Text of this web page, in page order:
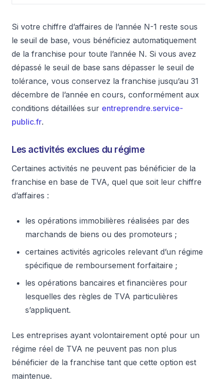
Si votre chiffre d’affaires de l’année N-1 reste sous
le seuil de base, vous bénéficiez automatiquement
de la franchise pour toute l’année N. Si vous avez
dépassé le seuil de base sans dépasser le seuil de
tolérance, vous conservez la franchise jusqu’au 31
décembre de l’année en cours, conformément aux
conditions détaillées sur entreprendre.service-
public.fr.
Les activités exclues du régime
Certaines activités ne peuvent pas bénéficier de la
franchise en base de TVA, quel que soit leur chiffre
d’affaires :
les opérations immobilières réalisées par des
marchands de biens ou des promoteurs ;
certaines activités agricoles relevant d’un régime
spécifique de remboursement forfaitaire ;
les opérations bancaires et financières pour
lesquelles des règles de TVA particulières
s’appliquent.
Les entreprises ayant volontairement opté pour un
régime réel de TVA ne peuvent pas non plus
bénéficier de la franchise tant que cette option est
maintenue.